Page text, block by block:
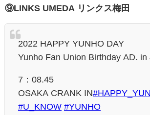
⑨LINKS UMEDA リンクス梅田
2022 HAPPY YUNHO DAY
Yunho Fan Union Birthday AD. in
7：08.45
OSAKA CRANK IN
#U_KNOW #YUNHO